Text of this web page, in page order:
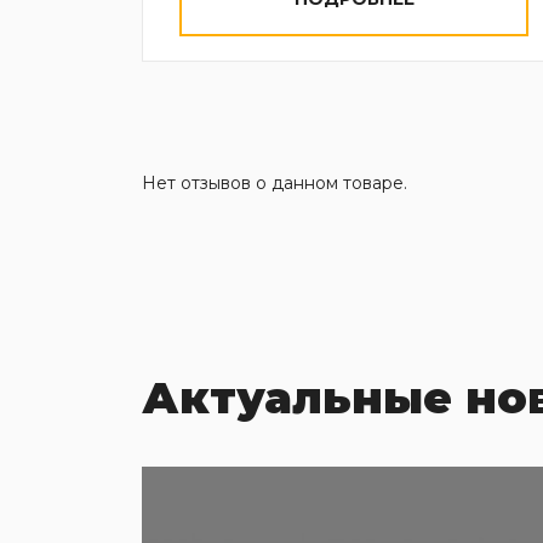
Нет отзывов о данном товаре.
Актуальные